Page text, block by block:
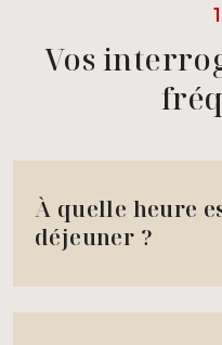
Vos
À quelle heure
déjeuner ?